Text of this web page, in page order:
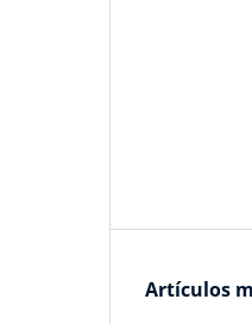
Artículos